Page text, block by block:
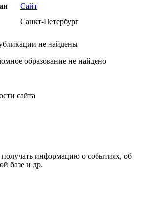
Сайт
Санкт-Петербург
не найдены
образование не найдено
сайта
информацию о событиях, об
базе и др.